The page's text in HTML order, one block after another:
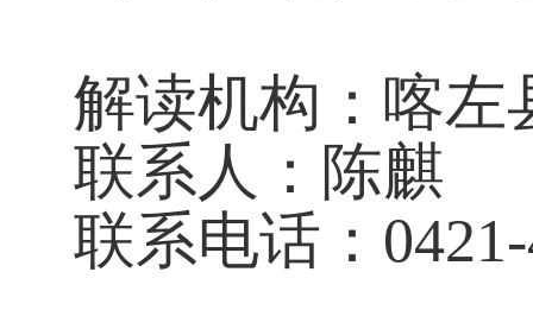
解读机构：喀左
联系人：陈麒
联系电话：